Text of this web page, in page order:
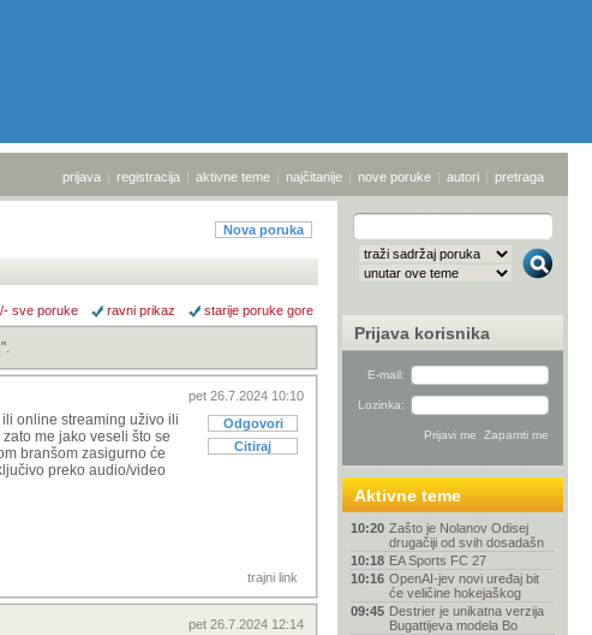
prijava | registracija | aktivne teme | najčitanije | nove poruke | autori | pretraga
Nova poruka
sve poruke ravni prikaz starije poruke gore
".
pet 26.7.2024 10:10
Odgovori
Citiraj
online streaming uživo ili
me jako veseli što se
branšom zasigurno će
preko audio/video
trajni link
pet 26.7.2024 12:14
Prijava korisnika
E-mail:
Lozinka:
Aktivne teme
10:20 Zašto je Nolanov Odisej
drugačiji od svih dosadašn
10:18 EA Sports FC 27
10:16 OpenAI-jev novi uređaj bit
će veličine hokejaškog
09:45 Destrier je unikatna verzija
Bugattijeva modela Bo